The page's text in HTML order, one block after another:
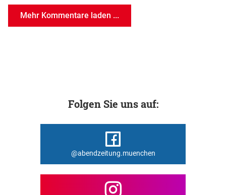
Mehr Kommentare laden ...
Folgen Sie uns auf:
@abendzeitung.muenchen